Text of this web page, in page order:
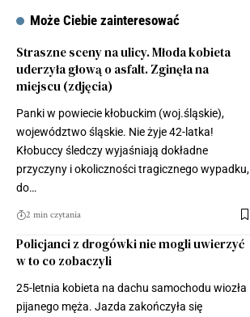
Może Ciebie zainteresować
Straszne sceny na ulicy. Młoda kobieta
uderzyła głową o asfalt. Zginęła na
miejscu (zdjęcia)
Panki w powiecie kłobuckim (woj.śląskie),
województwo śląskie. Nie żyje 42-latka!
Kłobuccy śledczy wyjaśniają dokładne
przyczyny i okoliczności tragicznego wypadku,
do…
2 min czytania
Policjanci z drogówki nie mogli uwierzyć
w to co zobaczyli
25-letnia kobieta na dachu samochodu wiozła
pijanego męża. Jazda zakończyła się